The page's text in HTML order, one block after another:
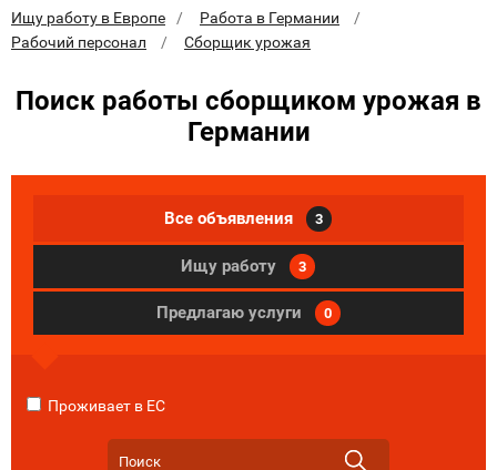
Ищу работу в Европе
Работа в Германии
Рабочий персонал
Сборщик урожая
Поиск работы сборщиком урожая в
Германии
Все объявления 3
Ищу работу 3
Предлагаю услуги 0
Проживает в ЕС